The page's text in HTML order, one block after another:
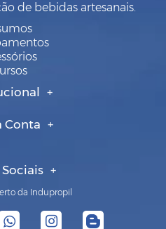
de bebidas artesanais.
Conta
da Indupropil